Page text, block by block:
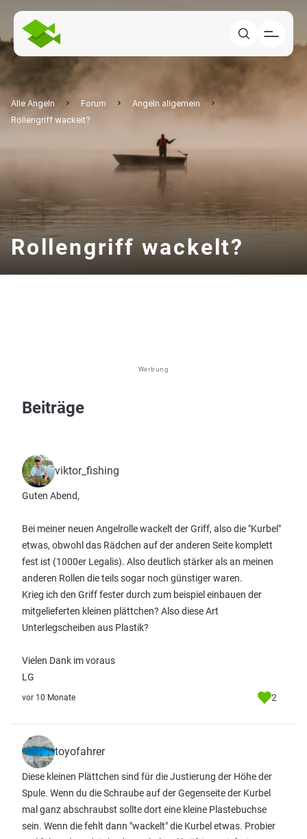
Alle Angeln Forum
Angeln allgemein
Rollengriff wackelt?
Rollengriff wackelt?
Werbung
Beiträge
viktor_fishing
Guten Abend,
Bei meiner neuen Angelrolle wackelt der Griff, also die "Kurbel"
etwas, obwohl das Rädchen auf der anderen Seite komplett
fest ist (1000er Legalis). Also deutlich stärker als an meinen
anderen Rollen die teils sogar noch günstiger waren.
Krieg ich den Griff fester durch zum beispiel einbauen der
mitgelieferten kleinen plättchen? Also diese Art
Unterlegscheiben aus Plastik?
Vielen Dank im voraus
LG
vor 10 Monate 2
toyofahrer
Diese kleinen Plättchen sind für die Justierung der Höhe der
Spule. Wenn du die Schraube auf der Gegenseite der Kurbel
mal ganz abschraubst sollte dort eine kleine Plastebuchse
sein. Wenn die fehlt dann "wackelt" die Kurbel etwas. Probier